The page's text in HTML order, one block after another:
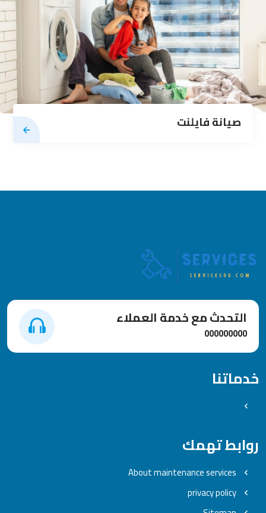
صيانة فايلنت
التحدث مع خدمة العملاء
000000000
خدماتنا
روابط تهمك